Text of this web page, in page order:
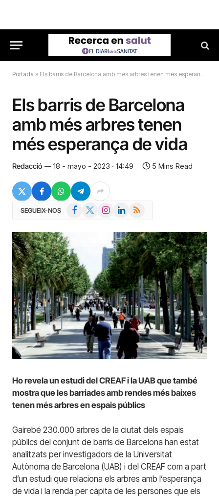
Portada » Els barris de Barcelona amb més arbres tenen més esperança de vida
Els barris de Barcelona
amb més arbres tenen
més esperança de vida
Redacció 18 - mayo - 2023 · 14:49 5 Mins Read
SEGUEIX-NOS Facebook InstagramLinkedIn
RSS
Ho revela un estudi del CREAF i la UAB que també
mostra que les barriades amb rendes més baixes
tenen més arbres en espais públics
Gairebé 230.000 arbres de la ciutat dels espais
públics del conjunt de barris de Barcelona han estat
analitzats per investigadors de la Universitat
Autònoma de Barcelona (UAB) i del CREAF com a part
d’un estudi que relaciona els arbres amb l’esperança
de vida i la renda per càpita de les persones que els